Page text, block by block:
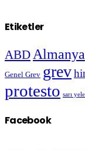
Etiketler
ABD Almanya
Genel Grev grev
protesto sarı
Facebook